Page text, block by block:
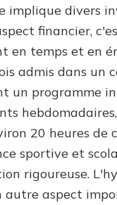
implique divers
financier,
en temps et en
admis dans un
un programme
20 heures de
sportive et
rigoureuse.
autre aspect